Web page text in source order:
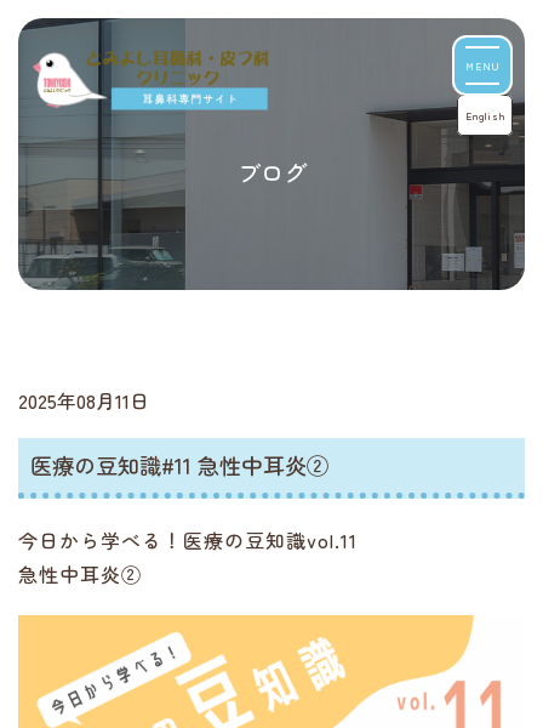
MENU
English
ブログ
2025年08月11日
医療の豆知識#11 急性中耳炎②
今日から学べる！医療の豆知識vol.11
急性中耳炎②